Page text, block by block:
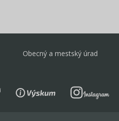
Obecný a mestský úrad